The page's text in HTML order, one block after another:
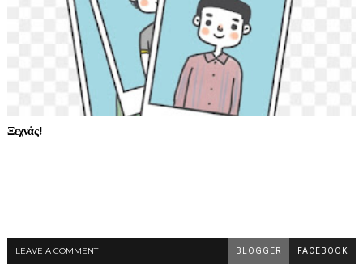
Ξεχνάς!
LEAVE A COMMENT BLOGGER FACEBOOK